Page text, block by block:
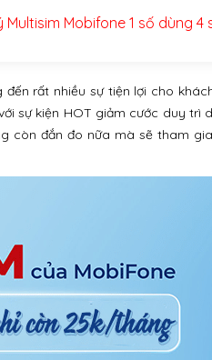
Mobifone 1 số dùng 4
rất nhiều sự tiện lợi cho
sự kiện HOT giảm cước duy trì
còn đắn đo nữa mà sẽ tham